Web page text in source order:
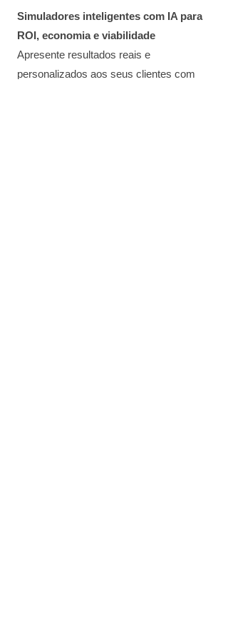
Simuladores inteligentes com IA para
ROI, economia e viabilidade
Apresente resultados reais e
personalizados aos seus clientes com